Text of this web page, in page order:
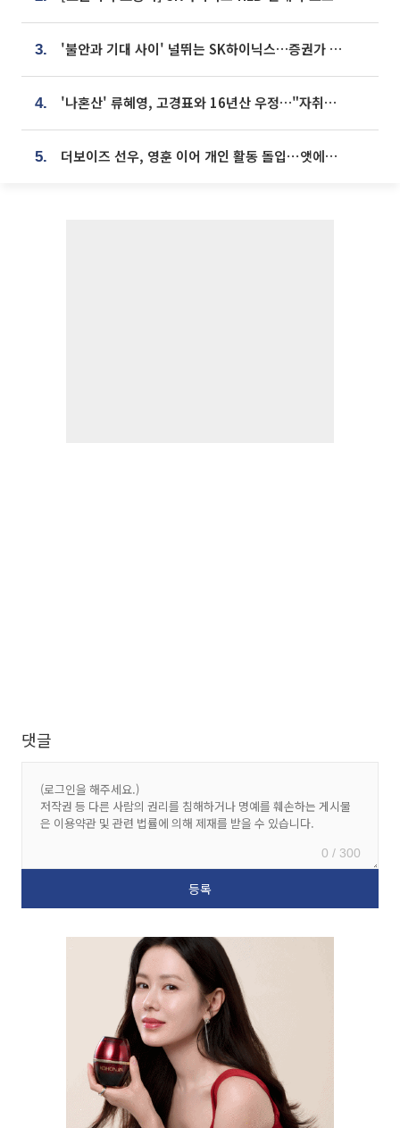
3. '불안과 기대 사이' 널뛰는 SK하이닉스…증권가 "HBM4·LTA 기반 펀터멘털 견고"
4. '나혼산' 류혜영, 고경표와 16년산 우정…"자취방서 부모님과 마주쳐"
5. 더보이즈 선우, 영훈 이어 개인 활동 돌입⋯앳에어리어와 전속계약
댓글
0 / 300